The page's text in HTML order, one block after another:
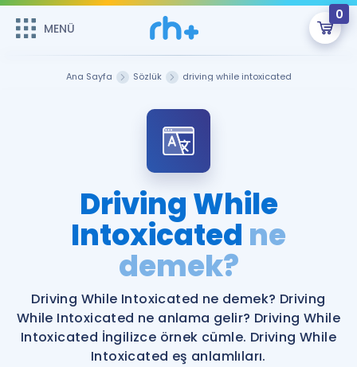
MENÜ
0
Şifremi Hatırlamıyorum
ÜYE DEĞİLİM
Sepetin Şu An Boş.
Remzi Hoca ile seni sınava hazırlayacak onlarca eğitim seni
bekliyor!
MENÜ
Katılımcı Görüşleri
Faydalı Araçlar
Ücretsiz Kaynaklar
Sözlük
Blog
İngilizce Gramer
Hakkımızda
Kariyer
Soru & Cevap
İletişim
Ana Sayfa Sözlük driving while intoxicated
Driving While
Intoxicated ne
demek?
Driving While Intoxicated ne demek? Driving
While Intoxicated ne anlama gelir? Driving While
Intoxicated İngilizce örnek cümle. Driving While
Intoxicated eş anlamlıları.